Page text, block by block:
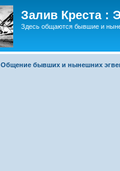
Залив Креста :
Здесь общаются бывшие и
Общение бывших и нынешних